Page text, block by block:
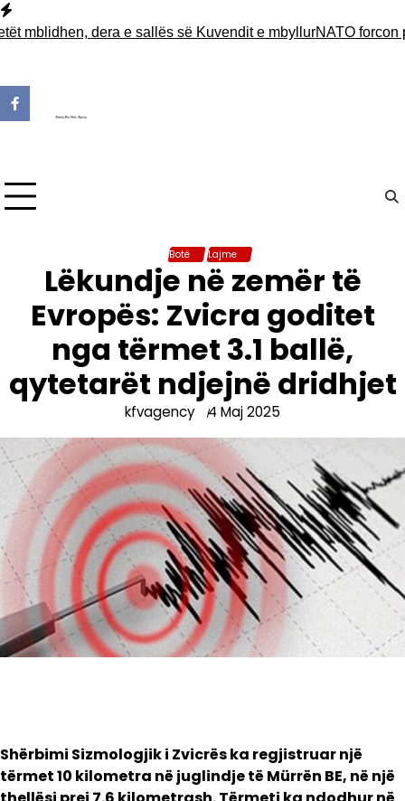
Skip
to
dera e sallës së Kuvendit e mbyllurNATO forcon
Botë Lajme
Lëkundje në zemër të
Evropës: Zvicra goditet
nga tërmet 3.1 ballë,
qytetarët ndjejnë dridhjet
kfvagency 4 Maj 2025
Shërbimi Sizmologjik i Zvicrës ka regjistruar një
tërmet 10 kilometra në juglindje të Mürrën BE, në një